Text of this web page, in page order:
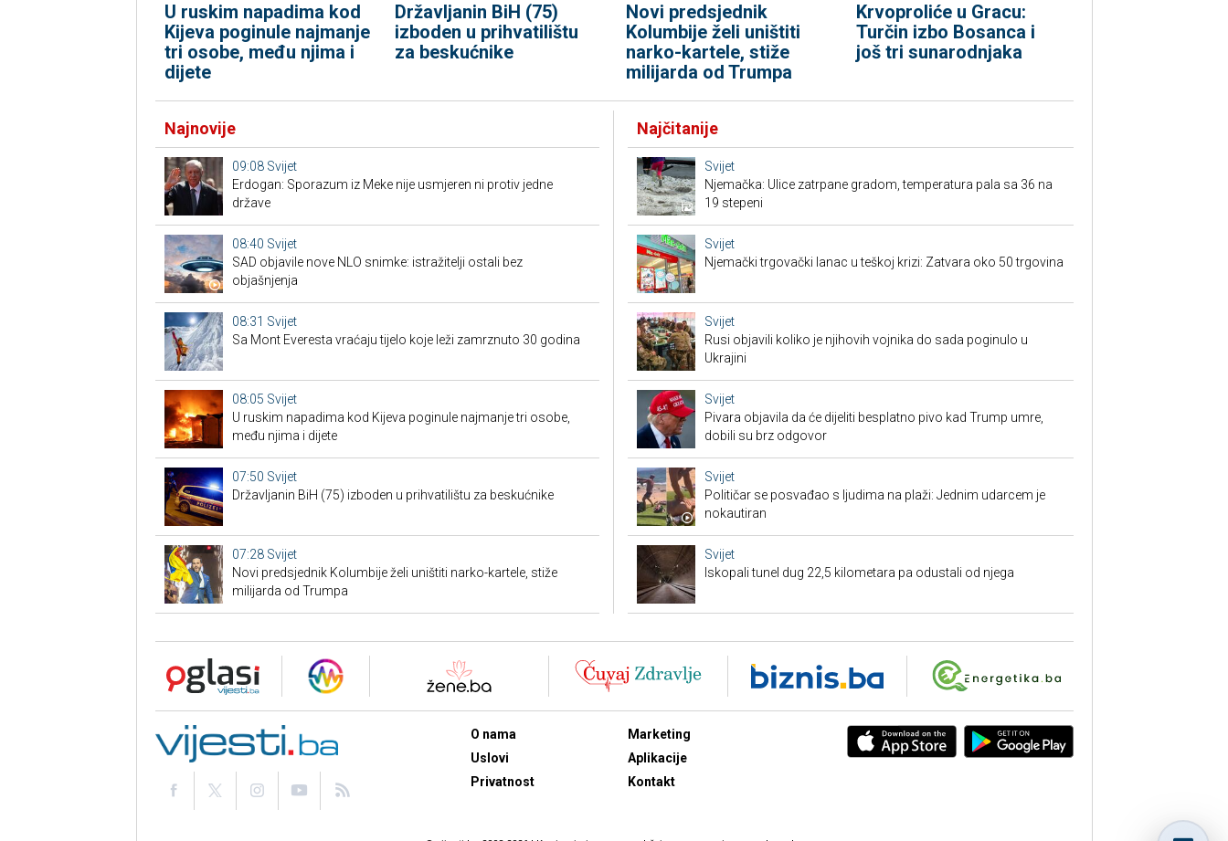
U ruskim napadima kod
Kijeva poginule najmanje
tri osobe, među njima i
dijete
Državljanin BiH (75)
izboden u prihvatilištu
za beskućnike
Novi predsjednik
Kolumbije želi uništiti
narko-kartele, stiže
milijarda od Trumpa
Krvoproliće u Gracu:
Turčin izbo Bosanca i
još tri sunarodnjaka
Najnovije
09:08 Svijet
Erdogan: Sporazum iz Meke nije usmjeren ni protiv jedne
države
08:40 Svijet
SAD objavile nove NLO snimke: istražitelji ostali bez
objašnjenja
08:31 Svijet
Sa Mont Everesta vraćaju tijelo koje leži zamrznuto 30 godina
08:05 Svijet
U ruskim napadima kod Kijeva poginule najmanje tri osobe,
među njima i dijete
07:50 Svijet
Državljanin BiH (75) izboden u prihvatilištu za beskućnike
07:28 Svijet
Novi predsjednik Kolumbije želi uništiti narko-kartele, stiže
milijarda od Trumpa
Najčitanije
Svijet
Njemačka: Ulice zatrpane gradom, temperatura pala sa 36 na
19 stepeni
Svijet
Njemački trgovački lanac u teškoj krizi: Zatvara oko 50 trgovina
Svijet
Rusi objavili koliko je njihovih vojnika do sada poginulo u
Ukrajini
Svijet
Pivara objavila da će dijeliti besplatno pivo kad Trump umre,
dobili su brz odgovor
Svijet
Političar se posvađao s ljudima na plaži: Jednim udarcem je
nokautiran
Svijet
Iskopali tunel dug 22,5 kilometara pa odustali od njega
O nama
Uslovi
Privatnost
Marketing
Aplikacije
Kontakt